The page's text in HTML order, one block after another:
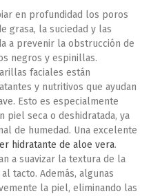
en profundidad los poros
grasa, la suciedad y las
a prevenir la obstrucción de
negros y espinillas.
faciales están
y nutritivos que ayudan
Esto es especialmente
piel seca o deshidratada, ya
de humedad. Una excelente
hidratante de aloe vera.
a suavizar la textura de la
tacto. Además, algunas
la piel, eliminando las